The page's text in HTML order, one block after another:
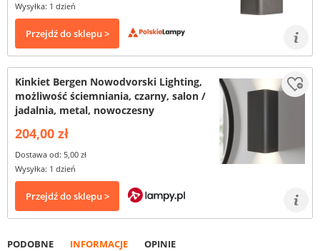
Wysyłka: 1 dzień
Przejdź do sklepu >
Kinkiet Bergen Nowodvorski Lighting,
możliwość ściemniania, czarny, salon /
jadalnia, metal, nowoczesny
204,00 zł
Dostawa od: 5,00 zł
Wysyłka: 1 dzień
Przejdź do sklepu >
PODOBNE INFORMACJE OPINIE